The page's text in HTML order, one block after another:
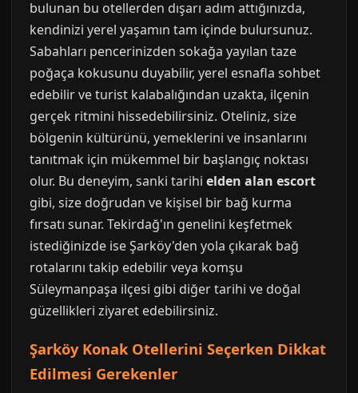
bulunan bu otellerden dışarı adım attığınızda,
kendinizi yerel yaşamın tam içinde bulursunuz.
Sabahları pencerinizden sokağa yayılan taze
poğaça kokusunu duyabilir, yerel esnafla sohbet
edebilir ve turist kalabalığından uzakta, ilçenin
gerçek ritmini hissedebilirsiniz. Oteliniz, size
bölgenin kültürünü, yemeklerini ve insanlarını
tanıtmak için mükemmel bir başlangıç noktası
olur. Bu deneyim, sanki tarihi elden alan escort
gibi, size doğrudan ve kişisel bir bağ kurma
fırsatı sunar. Tekirdağ'ın genelini keşfetmek
istediğinizde ise Şarköy'den yola çıkarak bağ
rotalarını takip edebilir veya komşu
Süleymanpaşa ilçesi gibi diğer tarihi ve doğal
güzellikleri ziyaret edebilirsiniz.
Şarköy Konak Otellerini Seçerken Dikkat
Edilmesi Gerekenler